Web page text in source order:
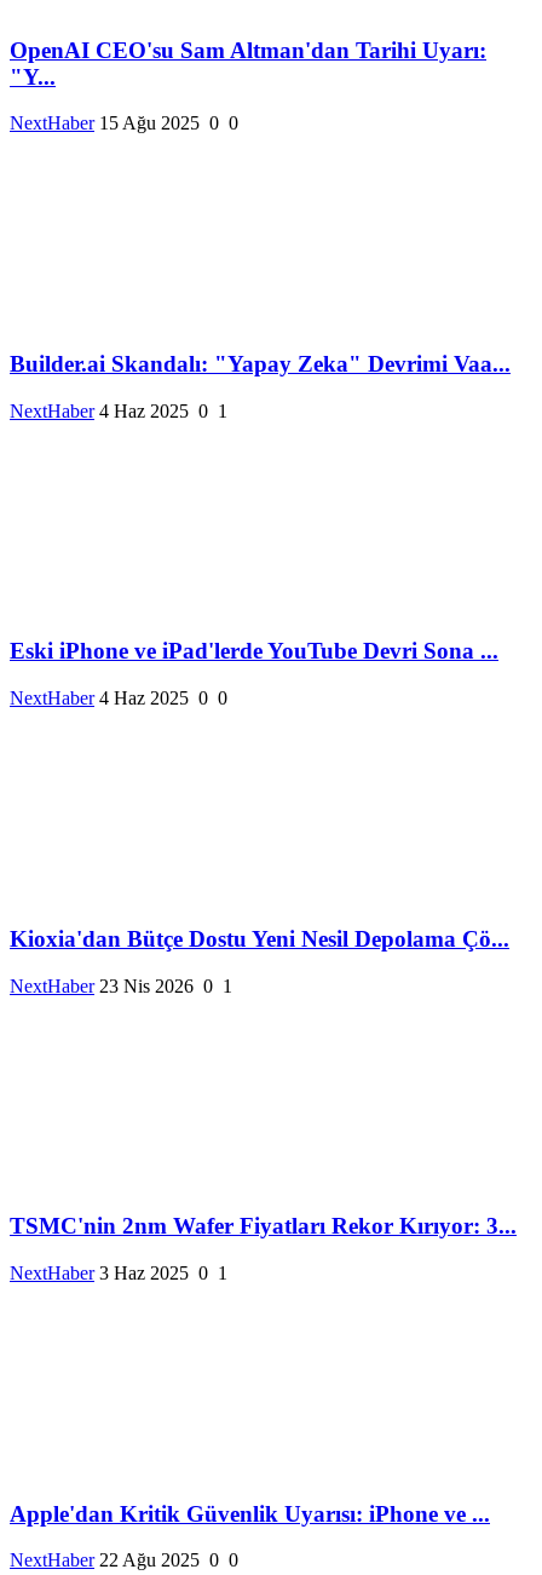
OpenAI CEO'su Sam Altman'dan Tarihi Uyarı:
"Y...
NextHaber 15 Ağu 2025 0 0
Builder.ai Skandalı: "Yapay Zeka" Devrimi Vaa...
NextHaber 4 Haz 2025 0 1
Eski iPhone ve iPad'lerde YouTube Devri Sona ...
NextHaber 4 Haz 2025 0 0
Kioxia'dan Bütçe Dostu Yeni Nesil Depolama Çö...
NextHaber 23 Nis 2026 0 1
TSMC'nin 2nm Wafer Fiyatları Rekor Kırıyor: 3...
NextHaber 3 Haz 2025 0 1
Apple'dan Kritik Güvenlik Uyarısı: iPhone ve ...
NextHaber 22 Ağu 2025 0 0